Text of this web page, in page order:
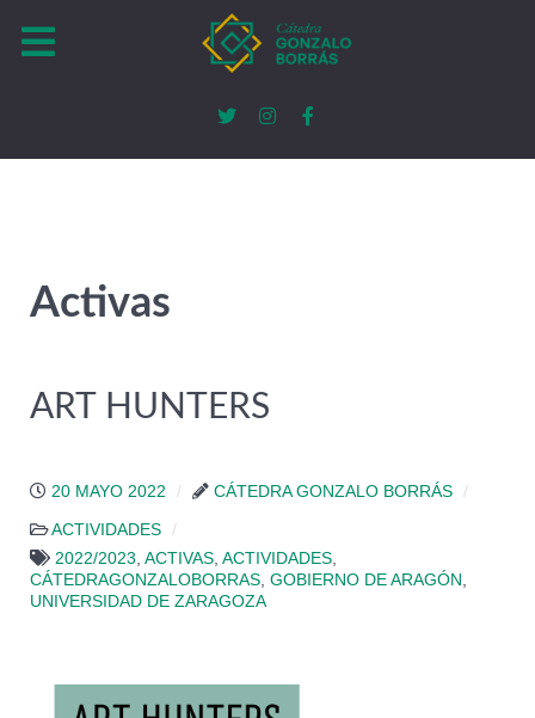
Activas
ART HUNTERS
20 MAYO 2022 CÁTEDRA GONZALO BORRÁS
ACTIVIDADES
2022/2023 ACTIVAS ACTIVIDADES
CÁTEDRAGONZALOBORRAS GOBIERNO DE ARAGÓN
UNIVERSIDAD DE ZARAGOZA